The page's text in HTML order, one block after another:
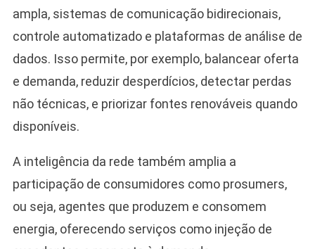
ampla, sistemas de comunicação bidirecionais,
controle automatizado e plataformas de análise de
dados. Isso permite, por exemplo, balancear oferta
e demanda, reduzir desperdícios, detectar perdas
não técnicas, e priorizar fontes renováveis quando
disponíveis.
A inteligência da rede também amplia a
participação de consumidores como prosumers,
ou seja, agentes que produzem e consomem
energia, oferecendo serviços como injeção de